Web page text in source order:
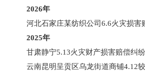
2026年
河北石家庄某纺织公司6.6火灾损害
2025年
甘肃静宁5.13火灾财产损害赔偿纠
云南昆明呈贡区乌龙街道商铺4.12